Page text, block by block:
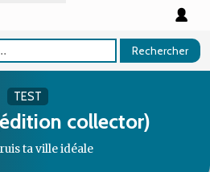
Rechercher
TEST
collector)
ta ville idéale